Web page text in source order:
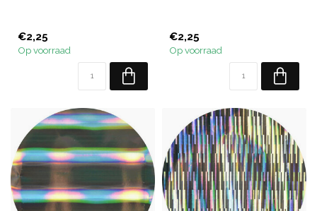
€2,25
Op voorraad
€2,25
Op voorraad